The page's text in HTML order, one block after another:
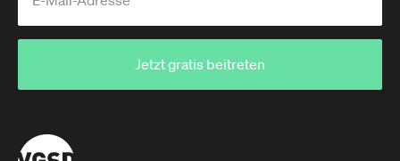
Jetzt gratis beitreten